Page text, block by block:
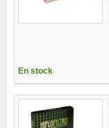
En stock